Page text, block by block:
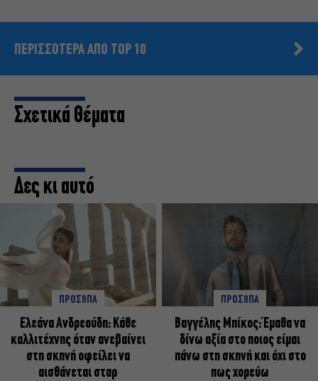
ΠΕΡΙΣΣΟΤΕΡΑ ΑΠΟ TOP 10
Σχετικά Θέματα
Δες κι αυτό
ΠΡΟΣΩΠΑ
Ελεάνα Ανδρεούδη: Κάθε
καλλιτέχνης όταν ανεβαίνει
στη σκηνή οφείλει να
αισθάνεται σταρ
ΠΡΟΣΩΠΑ
Βαγγέλης Μπίκος: Έμαθα να
δίνω αξία στο ποιος είμαι
πάνω στη σκηνή και όχι στο
πως χορεύω